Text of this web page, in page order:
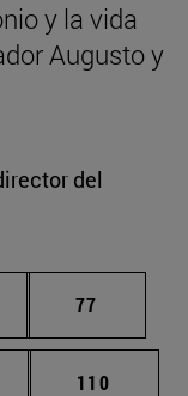
y la vida
Augusto y
del
intermedias
Página
77
intermedias
Página
110